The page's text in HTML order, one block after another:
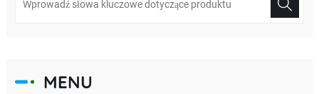
MENU